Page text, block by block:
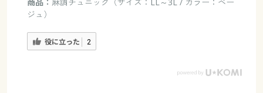
ジュ）
役に立った 2